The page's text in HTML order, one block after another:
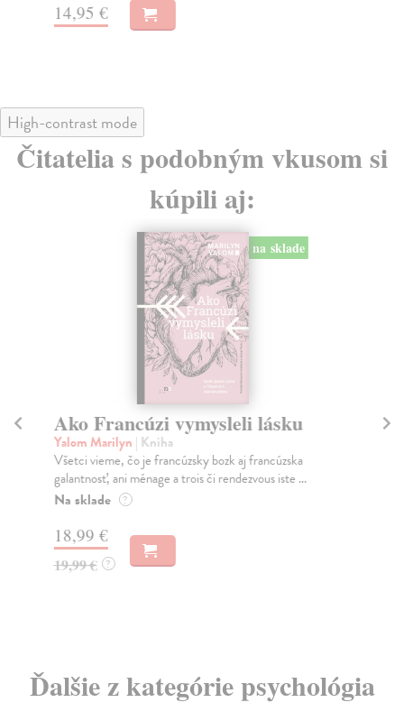
14,95 €
High-contrast mode
Čitatelia s podobným vkusom si
kúpili aj:
na sklade
Ako Francúzi vymysleli lásku
Yalom Marilyn | Kniha
Všetci vieme, čo je francúzsky bozk aj francúzska
galantnosť, ani ménage a trois či rendezvous iste ...
Na sklade ?
18,99 €
19,99 € ?
Ďalšie z kategórie psychológia